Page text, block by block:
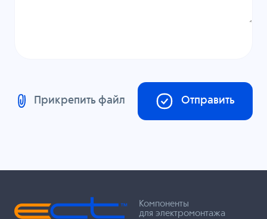
Прикрепить файл Отправить
Компоненты
для электромонтажа